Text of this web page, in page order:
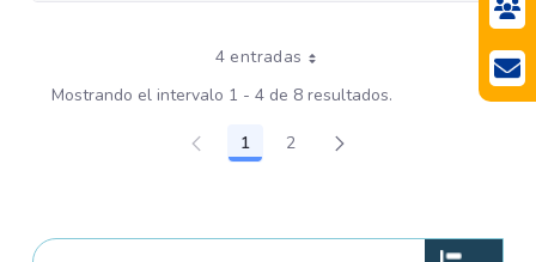
4 entradas
Mostrando el intervalo 1 - 4 de 8 resultados.
Página
1 Página
2